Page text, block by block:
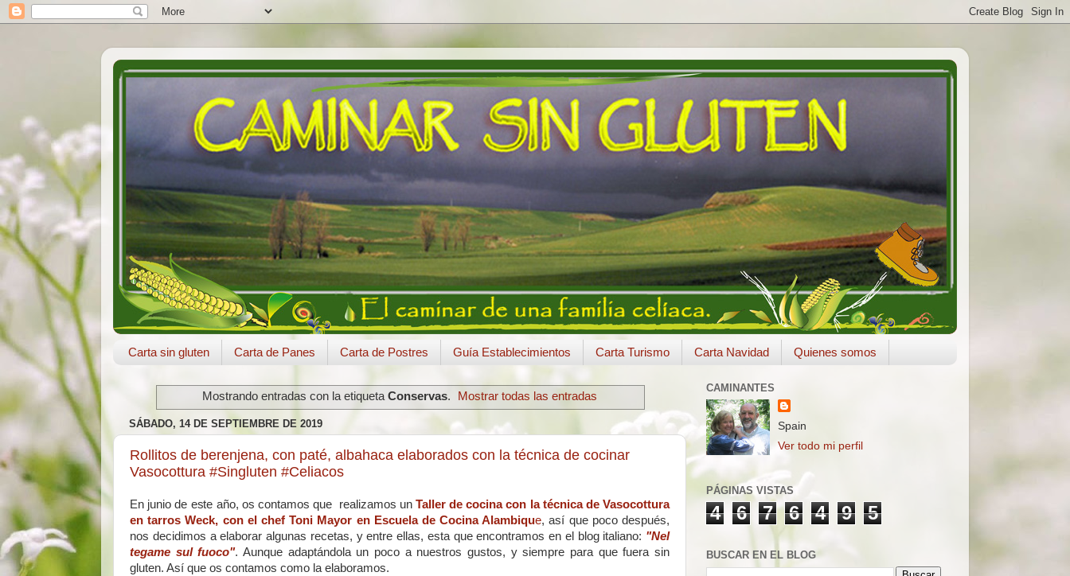
Carta sin gluten Carta de Panes Carta de Postres Guía Establecimientos Carta Turismo Carta Navidad Quienes somos
Mostrando entradas con la etiquetaConservas. Mostrar todas las entradas
SÁBADO, 14 DE SEPTIEMBRE DE 2019
Rollitos de berenjena, con paté, albahaca elaborados con la técnica de cocinar
Vasocottura #Singluten #Celiacos
En junio de este año, os contamos que realizamos un Taller de cocina con la técnica de Vasocottura
en tarros Weck, con el chef Toni Mayor en Escuela de Cocina Alambique, así que poco después,
nos decidimos a elaborar algunas recetas, y entre ellas, esta que encontramos en el blog italiano: "Nel
tegame sul fuoco". Aunque adaptándola un poco a nuestros gustos, y siempre para que fuera sin
gluten. Así que os contamos como la elaboramos.
CAMINANTES
Spain
Ver todo mi perfil
PÁGINAS VISTAS
4 6 7 6 4 9 5
BUSCAR EN EL BLOG